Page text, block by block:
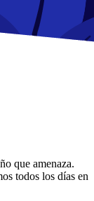
que amenaza.
todos los días en